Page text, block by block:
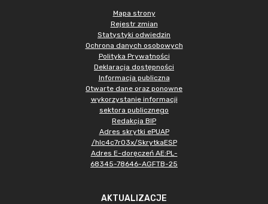
Mapa strony
Rejestr zmian
Statystyki odwiedzin
Ochrona danych osobowych
Polityka Prywatności
Deklaracja dostępności
Informacja publiczna
Otwarte dane oraz ponowne
wykorzystanie informacji
sektora publicznego
Redakcja BIP
Adres skrytki ePUAP
/hlc4c7r03x/SkrytkaESP
Adres E-doręczeń AE:PL-
68345-78646-AGFTB-25
AKTUALIZACJE